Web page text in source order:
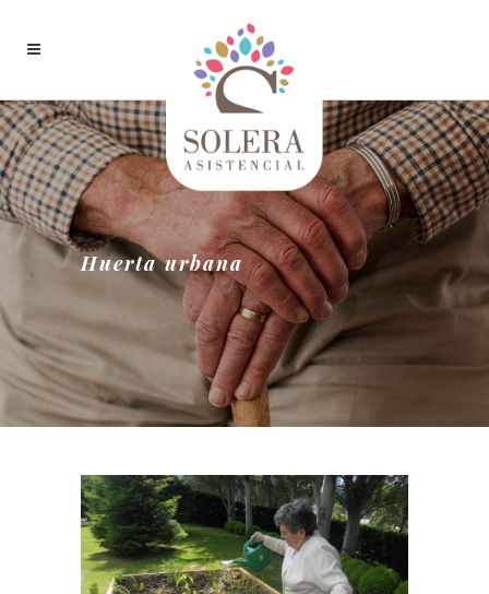
Huerta urbana